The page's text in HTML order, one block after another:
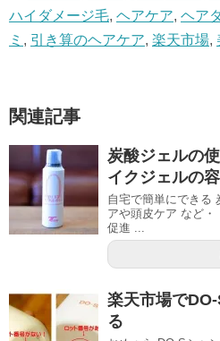
ハイダメージ毛, ヘアケア, ヘア
ミ , 引き算のヘアケア, 楽天市場,
関連記事
炭酸ジェルの
イクジェルの
自宅で簡単にできる
アや頭皮ケア など
促進 ...
楽天市場で
る